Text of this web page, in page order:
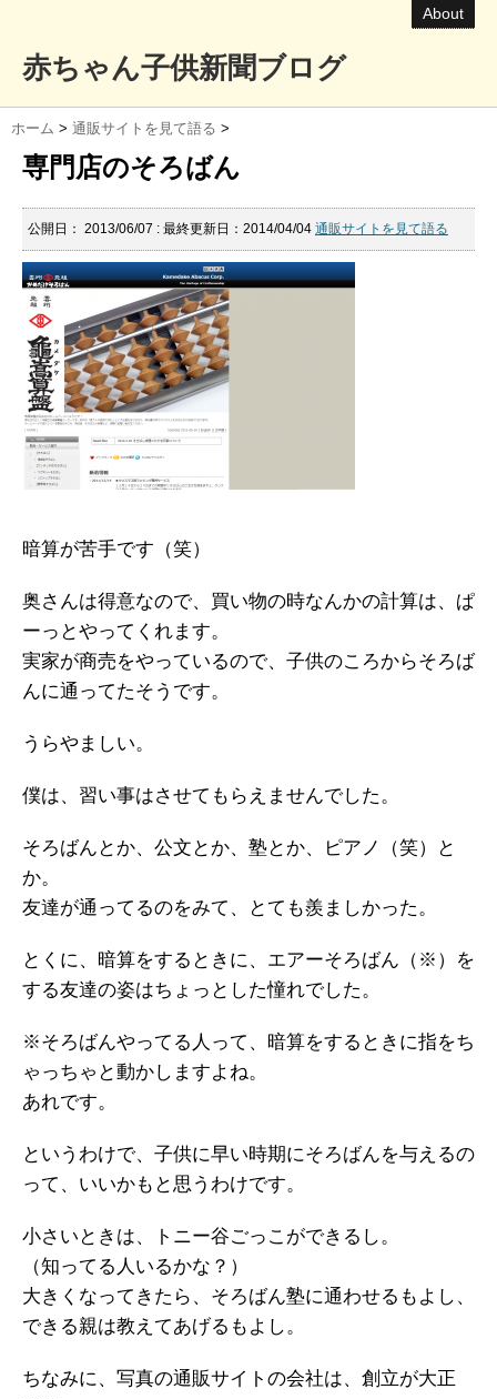
About
赤ちゃん子供新聞ブログ
ホーム > 通販サイトを見て語る >
専門店のそろばん
公開日： 2013/06/07 : 最終更新日：2014/04/04 通販サイトを見て語る
暗算が苦手です（笑）
奥さんは得意なので、買い物の時なんかの計算は、ぱ
ーっとやってくれます。
実家が商売をやっているので、子供のころからそろば
んに通ってたそうです。
うらやましい。
僕は、習い事はさせてもらえませんでした。
そろばんとか、公文とか、塾とか、ピアノ（笑）と
か。
友達が通ってるのをみて、とても羨ましかった。
とくに、暗算をするときに、エアーそろばん（※）を
する友達の姿はちょっとした憧れでした。
※そろばんやってる人って、暗算をするときに指をち
ゃっちゃと動かしますよね。
あれです。
というわけで、子供に早い時期にそろばんを与えるの
って、いいかもと思うわけです。
小さいときは、トニー谷ごっこができるし。
（知ってる人いるかな？）
大きくなってきたら、そろばん塾に通わせるもよし、
できる親は教えてあげるもよし。
ちなみに、写真の通販サイトの会社は、創立が大正